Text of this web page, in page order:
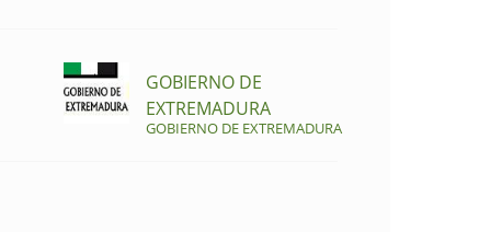
GOBIERNO DE
EXTREMADURA
GOBIERNO DE EXTREMADURA